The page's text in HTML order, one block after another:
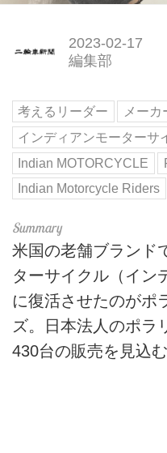
2023-02-17
編集部
考えるリーダー
メーカ
インディアンモーターサ
Indian MOTORCYCLE
Indian Motorcycle Riders
米国の老舗ブランド
ターサイクル（イン
に復活させたのがポ
ズ。日本法人のポラ
430台の販売を見込